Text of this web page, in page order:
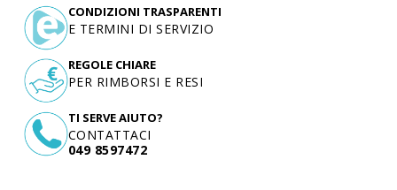
TI SERVE AIUTO?
CONTATTACI
049 8597472
CONDIZIONI TRASPARENTI
E TERMINI DI SERVIZIO
REGOLE CHIARE
PER RIMBORSI E RESI